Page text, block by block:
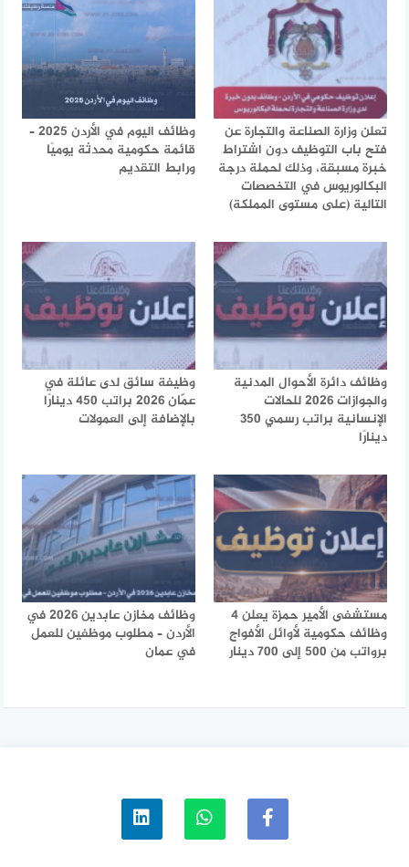
تعلن وزارة الصناعة والتجارة عن
فتح باب التوظيف دون اشتراط
خبرة مسبقة، وذلك لحملة درجة
البكالوريوس في التخصصات
التالية (على مستوى المملكة)
وظائف اليوم في الأردن 2025 –
قائمة حكومية محدثة يوميًا
ورابط التقديم
وظائف دائرة الأحوال المدنية
والجوازات 2026 للحالات
الإنسانية براتب رسمي 350
دينارًا
وظيفة سائق لدى عائلة في
عمّان 2026 براتب 450 دينارًا
بالإضافة إلى العمولات
مستشفى الأمير حمزة يعلن 4
وظائف حكومية لأوائل الأفواج
برواتب من 500 إلى 700 دينار
وظائف مخازن عابدين 2026 في
الأردن – مطلوب موظفين للعمل
في عمان